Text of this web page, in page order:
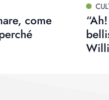
come